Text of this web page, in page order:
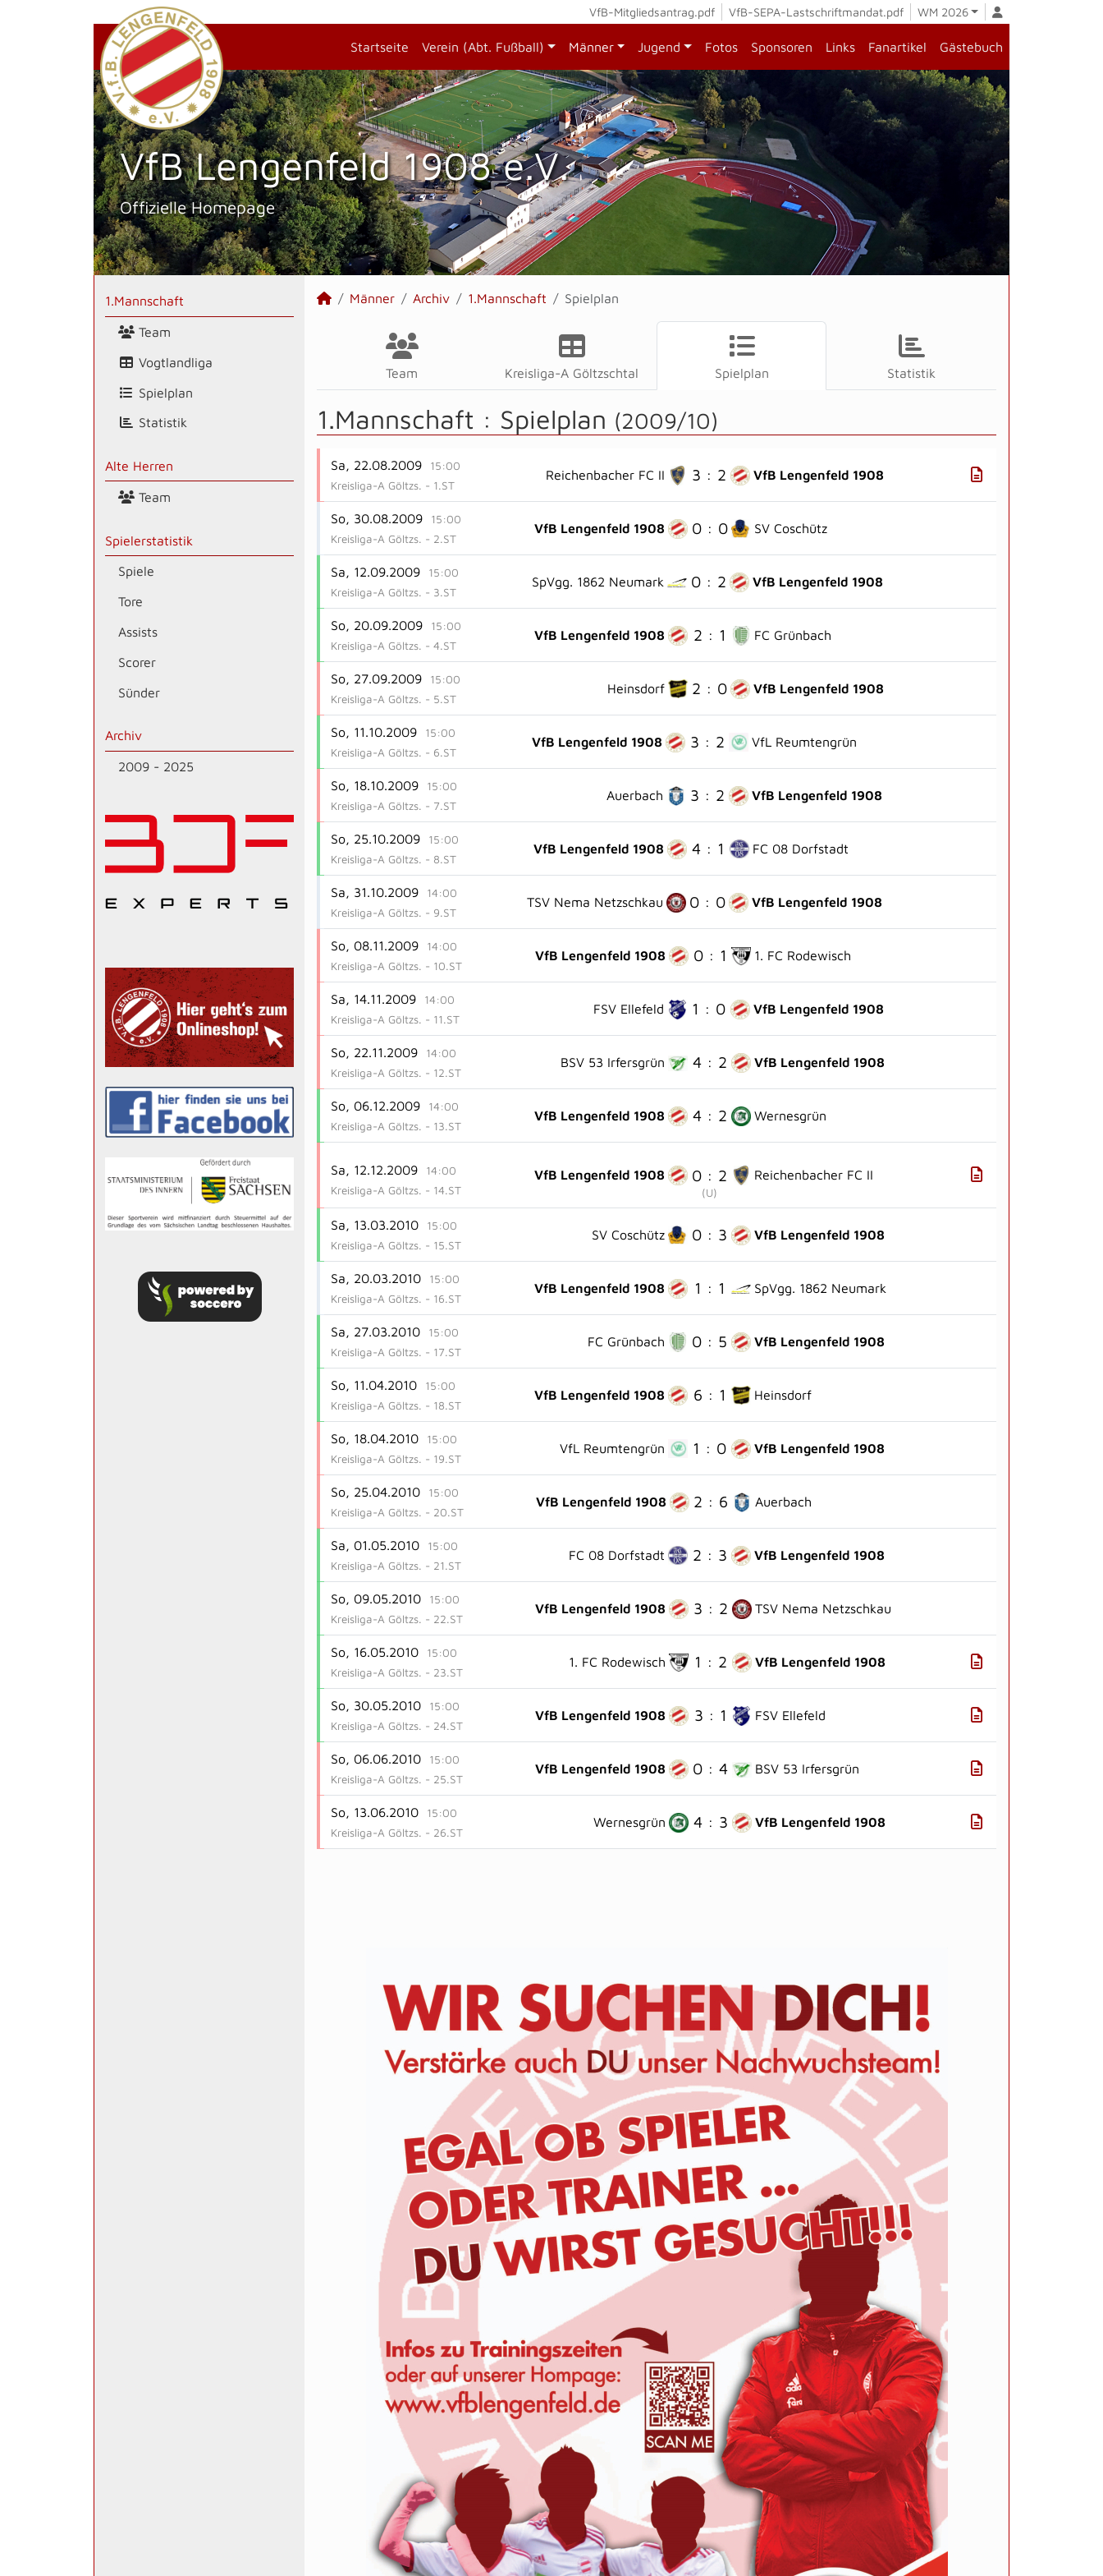
VfB-Mitgliedsantrag.pdf VfB-SEPA-Lastschriftmandat.pdf WM 2026
Startseite Verein (Abt. Fußball) Männer Jugend Fotos Sponsoren Links Fanartikel Gästebuch
VfB Lengenfeld 1908 e.V.
Offizielle Homepage
1.Mannschaft
Team
Vogtlandliga
Spielplan
Statistik
Alte Herren
Team
Spielerstatistik
Spiele
Tore
Assists
Scorer
Sünder
Archiv
2009 - 2025
Männer Archiv 1.Mannschaft Spielplan
Team Kreisliga-A Göltzschtal Spielplan Statistik
1.Mannschaft : Spielplan (2009/10)
Sa, 22.08.2009
15:00
Kreisliga-A Göltzs. - 1.ST
Reichenbacher FC II 3 : 2 VfB Lengenfeld 1908
So, 30.08.2009
15:00
Kreisliga-A Göltzs. - 2.ST
VfB Lengenfeld 1908 0 : 0 SV Coschütz
Sa, 12.09.2009
15:00
Kreisliga-A Göltzs. - 3.ST
SpVgg. 1862 Neumark 0 : 2 VfB Lengenfeld 1908
So, 20.09.2009
15:00
Kreisliga-A Göltzs. - 4.ST
VfB Lengenfeld 1908 2 : 1 FC Grünbach
So, 27.09.2009
15:00
Kreisliga-A Göltzs. - 5.ST
Heinsdorf 2 : 0 VfB Lengenfeld 1908
So, 11.10.2009
15:00
Kreisliga-A Göltzs. - 6.ST
VfB Lengenfeld 1908 3 : 2 VfL Reumtengrün
So, 18.10.2009
15:00
Kreisliga-A Göltzs. - 7.ST
Auerbach 3 : 2 VfB Lengenfeld 1908
So, 25.10.2009
15:00
Kreisliga-A Göltzs. - 8.ST
VfB Lengenfeld 1908 4 : 1 FC 08 Dorfstadt
Sa, 31.10.2009
14:00
Kreisliga-A Göltzs. - 9.ST
TSV Nema Netzschkau 0 : 0 VfB Lengenfeld 1908
So, 08.11.2009
14:00
Kreisliga-A Göltzs. - 10.ST
VfB Lengenfeld 1908 0 : 1 1. FC Rodewisch
Sa, 14.11.2009
14:00
Kreisliga-A Göltzs. - 11.ST
FSV Ellefeld 1 : 0 VfB Lengenfeld 1908
So, 22.11.2009
14:00
Kreisliga-A Göltzs. - 12.ST
BSV 53 Irfersgrün 4 : 2 VfB Lengenfeld 1908
So, 06.12.2009
14:00
Kreisliga-A Göltzs. - 13.ST
VfB Lengenfeld 1908 4 : 2 Wernesgrün
Sa, 12.12.2009
14:00
Kreisliga-A Göltzs. - 14.ST
VfB Lengenfeld 1908 0 : 2
(U)
Reichenbacher FC II
Sa, 13.03.2010
15:00
Kreisliga-A Göltzs. - 15.ST
SV Coschütz 0 : 3 VfB Lengenfeld 1908
Sa, 20.03.2010
15:00
Kreisliga-A Göltzs. - 16.ST
VfB Lengenfeld 1908 1 : 1 SpVgg. 1862 Neumark
Sa, 27.03.2010
15:00
Kreisliga-A Göltzs. - 17.ST
FC Grünbach 0 : 5 VfB Lengenfeld 1908
So, 11.04.2010
15:00
Kreisliga-A Göltzs. - 18.ST
VfB Lengenfeld 1908 6 : 1 Heinsdorf
So, 18.04.2010
15:00
Kreisliga-A Göltzs. - 19.ST
VfL Reumtengrün 1 : 0 VfB Lengenfeld 1908
So, 25.04.2010
15:00
Kreisliga-A Göltzs. - 20.ST
VfB Lengenfeld 1908 2 : 6 Auerbach
Sa, 01.05.2010
15:00
Kreisliga-A Göltzs. - 21.ST
FC 08 Dorfstadt 2 : 3 VfB Lengenfeld 1908
So, 09.05.2010
15:00
Kreisliga-A Göltzs. - 22.ST
VfB Lengenfeld 1908 3 : 2 TSV Nema Netzschkau
So, 16.05.2010
15:00
Kreisliga-A Göltzs. - 23.ST
1. FC Rodewisch 1 : 2 VfB Lengenfeld 1908
So, 30.05.2010
15:00
Kreisliga-A Göltzs. - 24.ST
VfB Lengenfeld 1908 3 : 1 FSV Ellefeld
So, 06.06.2010
15:00
Kreisliga-A Göltzs. - 25.ST
VfB Lengenfeld 1908 0 : 4 BSV 53 Irfersgrün
So, 13.06.2010
15:00
Kreisliga-A Göltzs. - 26.ST
Wernesgrün 4 : 3 VfB Lengenfeld 1908